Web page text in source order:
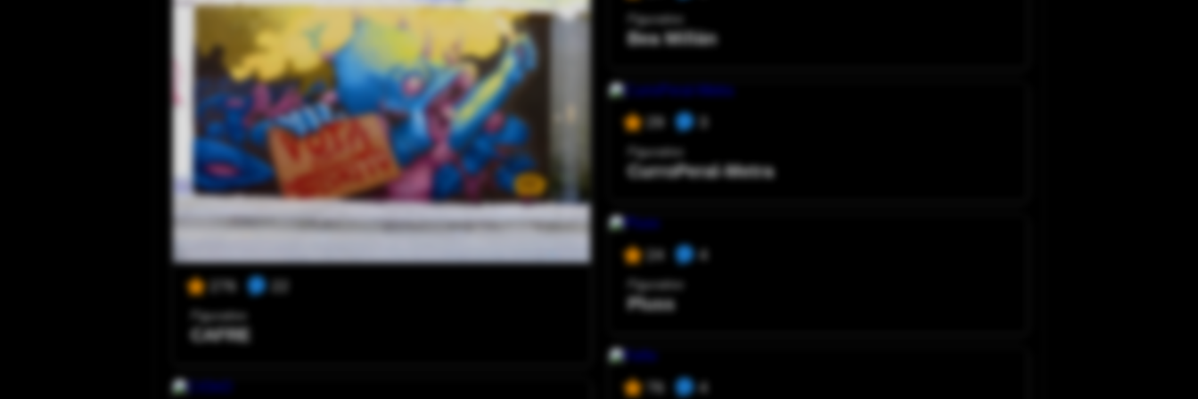
276
Figurativo
CAFRE
Figurativo
Bea Millán
29
Figurativo
CurroPeral-Metra
24 4
Figurativo
Pluss
76 4